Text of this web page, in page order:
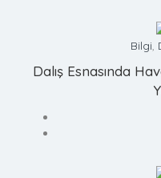
Bilgi,
Dalış Esnasında